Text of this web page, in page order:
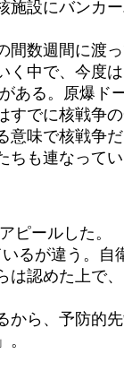
設にバン
数週間に渡
中で、今度
る。原爆ド
でに核戦争
味で核戦
も連なってい
ピールした。
るが違う。
認めた上
ら、予防的